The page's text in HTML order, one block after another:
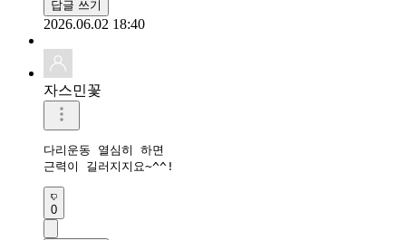
답글 쓰기
2026.06.02 18:40
자스민꽃
다리운동 열심히 하면
근력이 길러지지요~^^!
0